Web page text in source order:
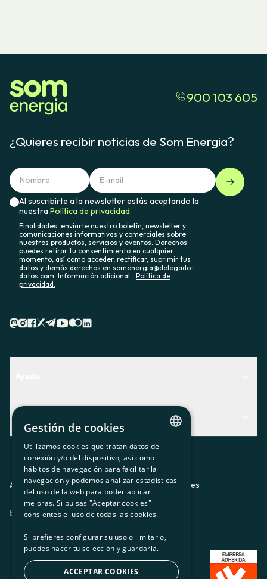
900 103 605
¿Quieres recibir noticias de Som Energia?
Al suscribirte a la newsletter estás aceptando la
nuestraPolítica de privacidad.
Finalidades: enviarte nuestro boletín, newsletter y
comunicaciones informativas y comerciales sobre
nuestros productos, servicios y eventos. Derechos:
puedes retirar tu consentimiento en cualquier
momento, así como acceder, rectificar, suprimir tus
datos y demás derechos en somenergia@delegado-
datos.com. Información adicional: Política de
privacidad.
Descubre qué servicio te encaja mejor
Contacto
Actualidad
El rincón de la socia
Prensa
Trabaja con nosotros
Aviso legalPolítica de privacidadPolítica de cookies
ES CAGLEU
CATALAN
SPANISH
GL
BASQUE
Gestión de cookies
Utilizamos cookies que tratan datos de
conexión y/o del dispositivo, así como
hábitos de navegación para facilitar la
navegación y podemos analizar estadísticas
del uso de la web para poder aplicar
mejoras. Si pulsas "Aceptar cookies"
consientes el uso de todas las cookies.
Si prefieres configurar su uso o limitarlo,
puedes hacer tu selección y guardarla.
ACCEPTAR COOKIES